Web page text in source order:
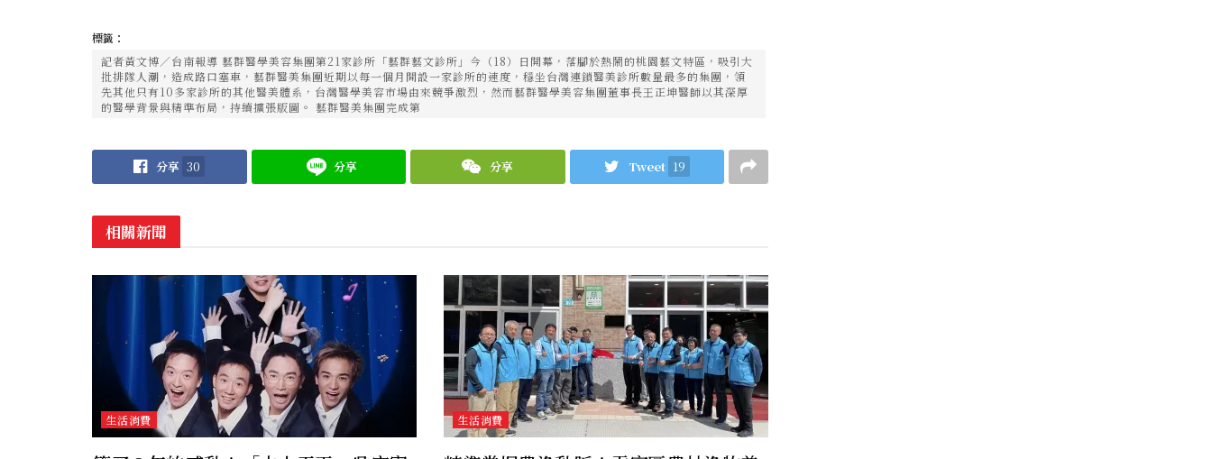
標籤：
記者黃文博／台南報導 藝群醫學美容集團第21家診所「藝群藝文診所」今（18）日開幕，落腳於熱鬧的桃園藝文特區，吸引大
批排隊人潮，造成路口塞車，藝群醫美集團近期以每一個月開設一家診所的速度，穩坐台灣連鎖醫美診所數量最多的集團，領
先其他只有10多家診所的其他醫美體系，台灣醫學美容市場由來競爭激烈，然而藝群醫學美容集團董事長王正坤醫師以其深厚
的醫學背景與精準布局，持續擴張版圖。 藝群醫美集團完成第
分享 30 分享 分享 Tweet 19
相關新聞
生活消費 生活消費